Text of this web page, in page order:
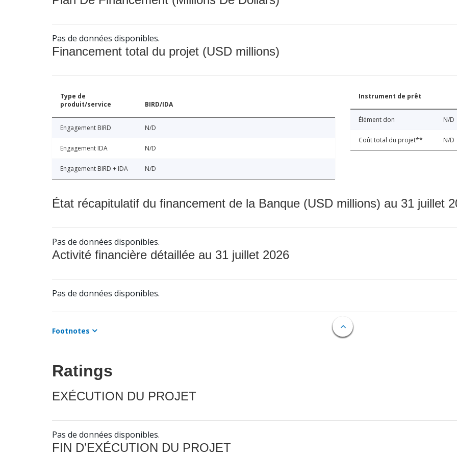
Pas de données disponibles.
Financement total du projet (USD millions)
Type de
produit/service
BIRD/IDA
Engagement BIRD N/D
Engagement IDA N/D
Engagement BIRD + IDA N/D
Instrument de prêt
Élément don N/D
Coût total du projet** N/D
État récapitulatif du financement de la Banque (USD millions) au 31 juillet
Pas de données disponibles.
Activité financière détaillée au 31 juillet 2026
Pas de données disponibles.
Footnotes
Ratings
EXÉCUTION DU PROJET
Pas de données disponibles.
FIN D’EXÉCUTION DU PROJET